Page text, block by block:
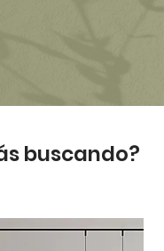
buscando?